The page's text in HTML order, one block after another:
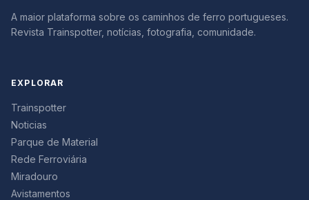
A maior plataforma sobre os caminhos de ferro portugueses.
Revista Trainspotter, notícias, fotografia, comunidade.
EXPLORAR
Trainspotter
Noticias
Parque de Material
Rede Ferroviária
Miradouro
Avistamentos